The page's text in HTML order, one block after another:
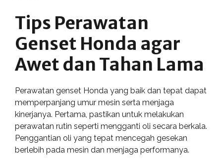
Tips Perawatan
Genset Honda agar
Awet dan Tahan Lama
Perawatan genset Honda yang baik dan tepat dapat
memperpanjang umur mesin serta menjaga
kinerjanya. Pertama, pastikan untuk melakukan
perawatan rutin seperti mengganti oli secara berkala.
Penggantian oli yang tepat mencegah gesekan
berlebih pada mesin dan menjaga performanya.